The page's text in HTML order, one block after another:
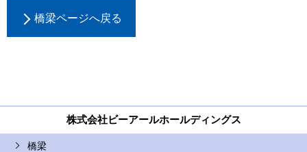
株式会社ビーアールホールディングス
橋梁
橋梁ページへ戻る